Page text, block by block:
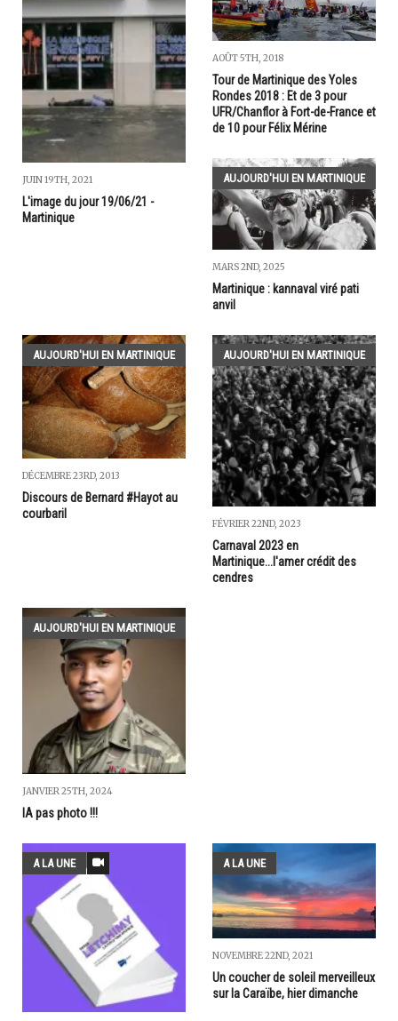
JUIN 19TH, 2021
L'image du jour 19/06/21 -
Martinique
AOÛT 5TH, 2018
Tour de Martinique des Yoles
Rondes 2018 : Et de 3 pour
UFR/Chanflor à Fort-de-France et
de 10 pour Félix Mérine
AUJOURD'HUI EN MARTINIQUE
MARS 2ND, 2025
Martinique : kannaval viré pati
anvil
AUJOURD'HUI EN MARTINIQUE
DÉCEMBRE 23RD, 2013
Discours de Bernard #Hayot au
courbaril
AUJOURD'HUI EN MARTINIQUE
FÉVRIER 22ND, 2023
Carnaval 2023 en
Martinique...l'amer crédit des
cendres
AUJOURD'HUI EN MARTINIQUE
JANVIER 25TH, 2024
IA pas photo !!!
A LA UNE A LA UNE
NOVEMBRE 22ND, 2021
Un coucher de soleil merveilleux
sur la Caraïbe, hier dimanche